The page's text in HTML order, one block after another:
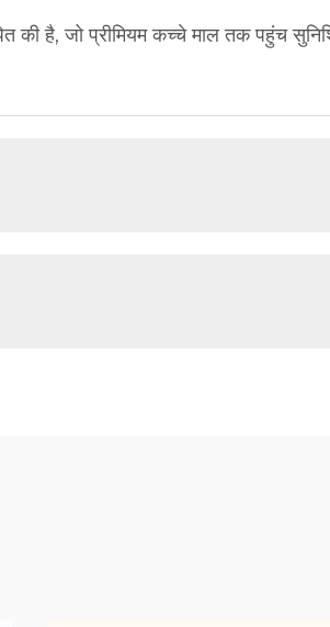
की है, जो प्रीमियम कच्चे माल तक पहुंच